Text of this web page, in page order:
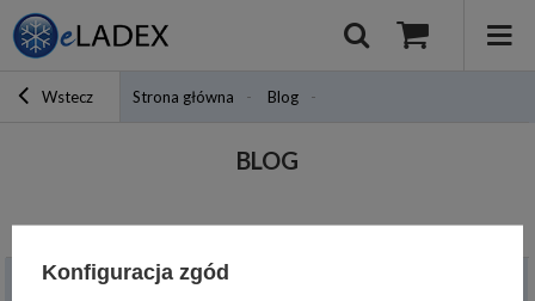
Wstecz Strona główna Blog
BLOG
Konfiguracja zgód